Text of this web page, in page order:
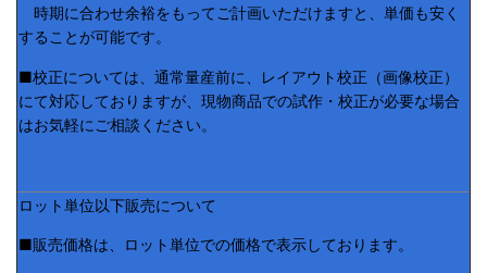
時期に合わせ余裕をもってご計画いただけますと、単価も安く
することが可能です。
■校正については、通常量産前に、レイアウト校正（画像校正）
にて対応しておりますが、現物商品での試作・校正が必要な場合
はお気軽にご相談ください。
ロット単位以下販売について
■販売価格は、ロット単位での価格で表示しております。